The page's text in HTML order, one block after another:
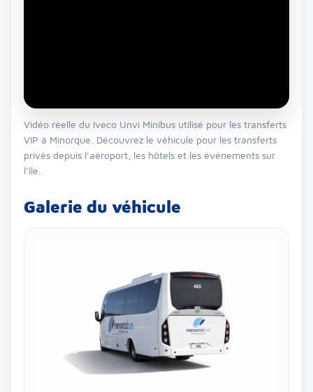
Vidéo réelle du Iveco Unvi Minibus utilisé pour les transferts
VIP à Minorque. Découvrez le véhicule pour les transferts
privés depuis l’aéroport, les hôtels et les événements sur
l’île.
Galerie du véhicule